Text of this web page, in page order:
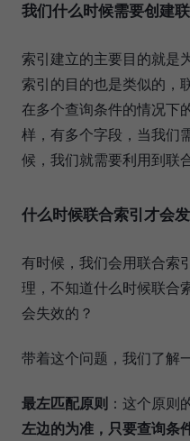
我们什么时候需要创建
索引建立的主要目的就是
索引的目的也是类似的，
在多个查询条件的情况下
样，有多个字段，当我们
候，我们就需要利用到联
什么时候联合索引才会
有时候，我们会用联合索
理，不知道什么时候联合
会失效的？
带着这个问题，我们了解
最左匹配原则 ：这个原则
左边的为准，只要查询条